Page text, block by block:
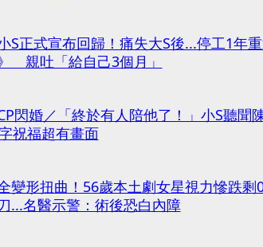
S正式宣布回歸！痛失大S後...停工1年
親吐「給自己3個月」
閃婚／「終於有人陪他了！」小S聽聞
祝福超有畫面
變形扭曲！56歲本土劇女星視力慘跌
...名醫示警：術後恐白內障